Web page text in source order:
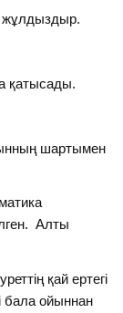
жұлдыздыр.
қатысады.
шартымен
Алты
қай ертегі
бала ойыннан